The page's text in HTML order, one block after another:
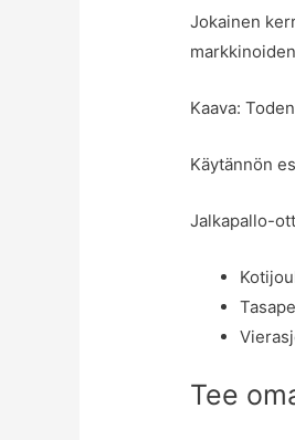
Jokainen
Kaava:
Käytännön
Jalkapallo-
Tee